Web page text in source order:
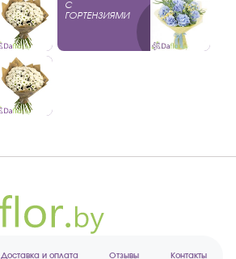
С
ГОРТЕНЗИЯМИ
Доставка и оплата Отзывы Контакты